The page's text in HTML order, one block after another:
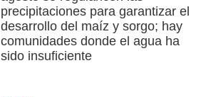
precipitaciones para garantizar el
desarrollo del maíz y sorgo; hay
comunidades donde el agua ha
sido insuficiente